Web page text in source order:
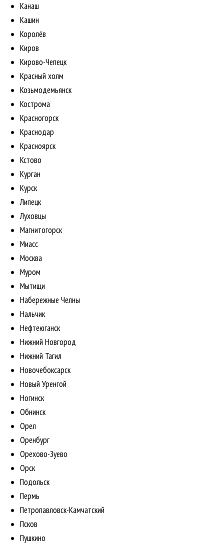
Канаш
Кашин
Королёв
Киров
Кирово-Чепецк
Красный холм
Козьмодемьянск
Кострома
Красногорск
Краснодар
Красноярск
Кстово
Курган
Курск
Липецк
Луховцы
Магнитогорск
Миасс
Москва
Муром
Мытищи
Набережные Челны
Нальчик
Нефтеюганск
Нижний Новгород
Нижний Тагил
Новочебоксарск
Новый Уренгой
Ногинск
Обнинск
Орел
Оренбург
Орехово-Зуево
Орск
Подольск
Пермь
Петропавловск-Камчатский
Псков
Пушкино